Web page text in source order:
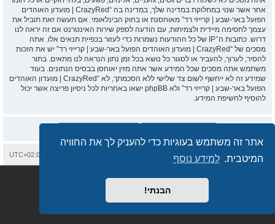
אתר זה משתמש בעוגיות כדי להעניק לך את החוויה
המיטבית. למידע נוסף
הבנתי!
אחר אשר שנוי במחלוקת במדינה שלך, במדינה בה “CrazyRed | מועדון האוהדים
הפועל באר-שבע | קרייזי רד” מאוחסנת או בחוק הבינלאומי. אם תעשה זאת תוביל את
עצמך לחסימה מיידית ולצמיתות, עם הודעה לספק שירות האינטרנט אם זה יראה לנו
דרוש. כתובות ה־IP של כל ההודעות נשמרות כדי לעזור בכפיית תנאים אלו. אתה
מסכים של “CrazyRed | מועדון האוהדים הפועל באר-שבע | קרייזי רד” יש את הזכות
להסיר, לערוך, להעביר או לסגור כל נושא בכל זמן נתון הנראה לנו מתאים. בתור
משתמש אתה מסכים שכל המידע אשר אתה מזין יאוחסן בבסיס הנתונים. בעוד
שמידע זה לא ייחשף לשום צד שלישי ללא הסכמתך, לא “CrazyRed | מועדון האוהדים
הפועל באר-שבע | קרייזי רד” ולא phpBB ישאו באחריות לכל ניסיון פריצה אשר יכול
להוסיף לחשיפת המידע.
בית עמוד ראשי UTC+02:00 יצירת קשר
מופעל על ידיphpBB
® Forum Software © phpBB Limited